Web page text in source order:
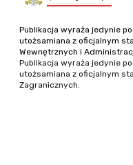
Publikacja wyraża jedynie
utożsamiana z oficjalnym
Wewnętrznych i
Publikacja wyraża jedynie
utożsamiana z oficjalnym
Zagranicznych.